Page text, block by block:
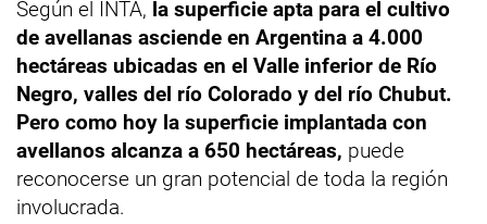
Según el INTA, la superficie apta para el cultivo
de avellanas asciende en Argentina a 4.000
hectáreas ubicadas en el Valle inferior de Río
Negro, valles del río Colorado y del río Chubut.
Pero como hoy la superficie implantada con
avellanos alcanza a 650 hectáreas, puede
reconocerse un gran potencial de toda la región
involucrada.